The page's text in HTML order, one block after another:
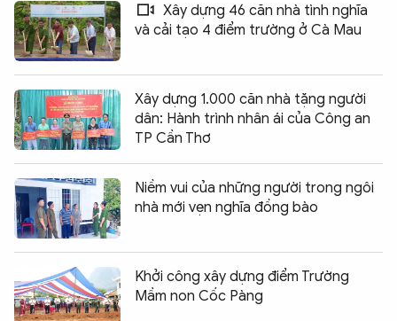
Xây dựng 46 căn nhà tình nghĩa
và cải tạo 4 điểm trường ở Cà Mau
Xây dựng 1.000 căn nhà tặng người
dân: Hành trình nhân ái của Công an
TP Cần Thơ
Niềm vui của những người trong ngôi
nhà mới vẹn nghĩa đồng bào
Khởi công xây dựng điểm Trường
Mầm non Cốc Pàng